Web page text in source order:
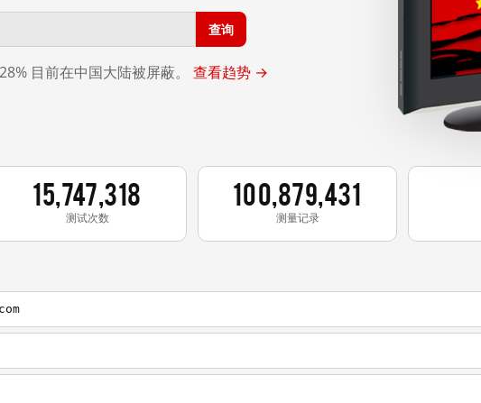
查询
目前在中国大陆被屏蔽。 查看趋势 →
15,747,318
测试次数
100,879,431
测量记录